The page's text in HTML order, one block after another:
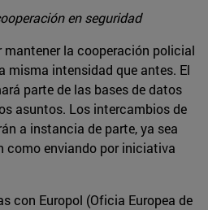
en seguridad
mantener la cooperación policial
misma intensidad que antes. El
parte de las bases de datos
asuntos. Los intercambios de
a instancia de parte, ya sea
enviando por iniciativa
con Europol (Oficia Europea de